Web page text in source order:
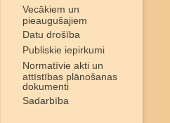
Vecākiem un
pieaugušajiem
Datu drošība
Publiskie iepirkumi
Normatīvie akti un
attīstības plānošanas
dokumenti
Sadarbība